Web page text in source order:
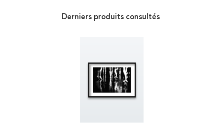
Derniers produits consultés